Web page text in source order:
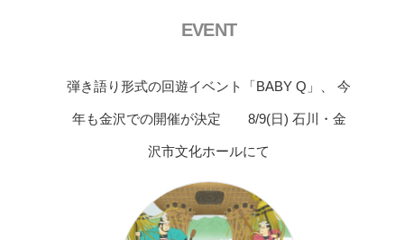
EVENT
弾き語り形式の回遊イベント「BABY Q」、 今
年も金沢での開催が決定 8/9(日) 石川・金
沢市文化ホールにて